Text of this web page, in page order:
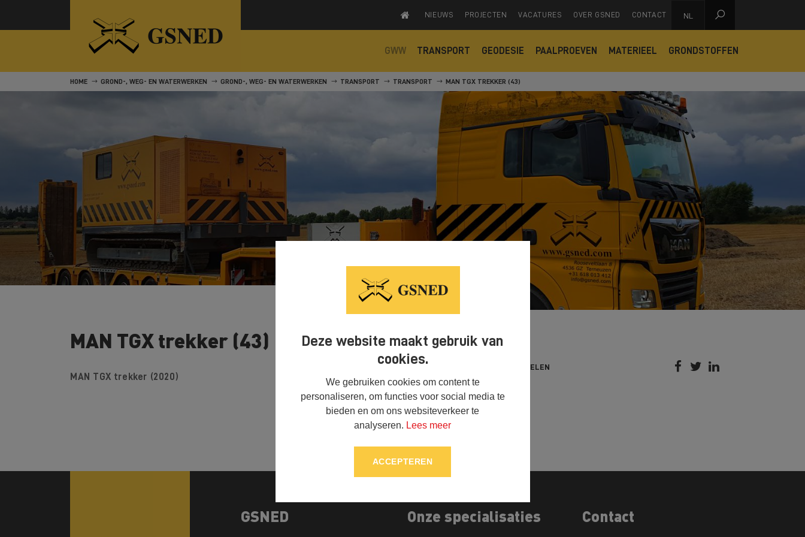
Deze website maakt gebruik van
cookies.
We gebruiken cookies om content te
personaliseren, om functies voor social media te
bieden en om ons websiteverkeer te
analyseren. Lees meer
ACCEPTEREN
NIEUWS PROJECTEN VACATURES OVER GSNED CONTACT NL 
GWW TRANSPORT GEODESIE PAALPROEVEN MATERIEEL GRONDSTOFFEN
HOME GROND-, WEG- EN WATERWERKEN GROND-, WEG- EN WATERWERKEN TRANSPORT TRANSPORT MAN TGX TREKKER (43)
MAN TGX trekker (43)
MAN TGX trekker (2020)
DELEN   
GSNED Onze specialisaties Contact